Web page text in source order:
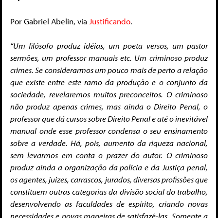
Por Gabriel Abelin, via Justificando.
“Um filósofo produz idéias, um poeta versos, um pastor
sermões, um professor manuais etc. Um criminoso produz
crimes. Se considerarmos um pouco mais de perto a relação
que existe entre este ramo da produção e o conjunto da
sociedade, revelaremos muitos preconceitos. O criminoso
não produz apenas crimes, mas ainda o Direito Penal, o
professor que dá cursos sobre Direito Penal e até o inevitável
manual onde esse professor condensa o seu ensinamento
sobre a verdade. Há, pois, aumento da riqueza nacional,
sem levarmos em conta o prazer do autor. O criminoso
produz ainda a organização da polícia e da Justiça penal,
os agentes, juizes, carrascos, jurados, diversas profissões que
constituem outras categorias da divisão social do trabalho,
desenvolvendo as faculdades de espírito, criando novas
necessidades e novas maneiras de satisfazê-las. Somente a